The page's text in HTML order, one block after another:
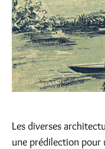
Les diverses
une prédilection pour